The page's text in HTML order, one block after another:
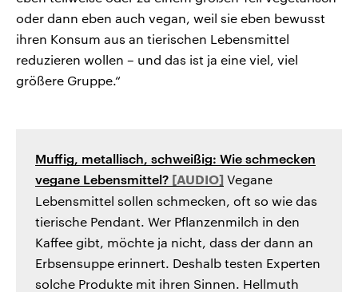
oder dann eben auch vegan, weil sie eben bewusst
ihren Konsum aus an tierischen Lebensmittel
reduzieren wollen – und das ist ja eine viel, viel
größere Gruppe.“
Muffig, metallisch, schweißig: Wie schmecken
vegane Lebensmittel?
Vegane
Lebensmittel sollen schmecken, oft so wie das
tierische Pendant. Wer Pflanzenmilch in den
Kaffee gibt, möchte ja nicht, dass der dann an
Erbsensuppe erinnert. Deshalb testen Experten
solche Produkte mit ihren Sinnen. Hellmuth